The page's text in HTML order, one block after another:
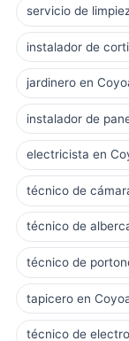
servicio de
instalador de
jardinero en
instalador de
electricista en
técnico de
técnico de
técnico de
tapicero en
técnico de